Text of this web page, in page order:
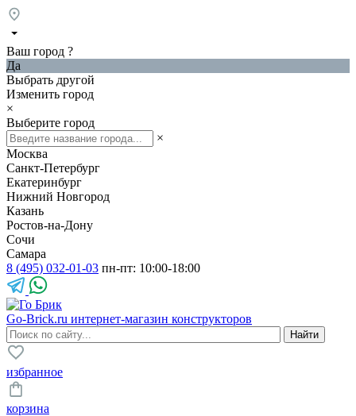
Ваш город ?
Да
Выбрать другой
Изменить город
×
Выберите город
×
Москва
Санкт-Петербург
Екатеринбург
Нижний Новгород
Казань
Ростов-на-Дону
Сочи
Самара
8 (495) 032-01-03 пн-пт: 10:00-18:00
Go-Brick.ru интернет-магазин конструкторов
избранное
корзина